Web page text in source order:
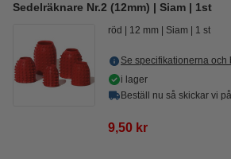
Sedelräknare Nr.2 (12mm) | Siam | 1st
röd 12 mm Siam 1 st
Se specifikationerna och
i lager
Beställ nu så skickar vi
9,50 kr